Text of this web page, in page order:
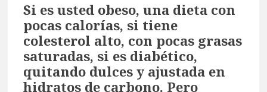
Si es usted obeso, una dieta con
pocas calorías, si tiene
colesterol alto, con pocas grasas
saturadas, si es diabético,
quitando dulces y ajustada en
hidratos de carbono. Pero